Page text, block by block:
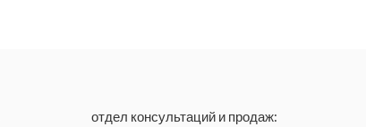
отдел консультаций и продаж: